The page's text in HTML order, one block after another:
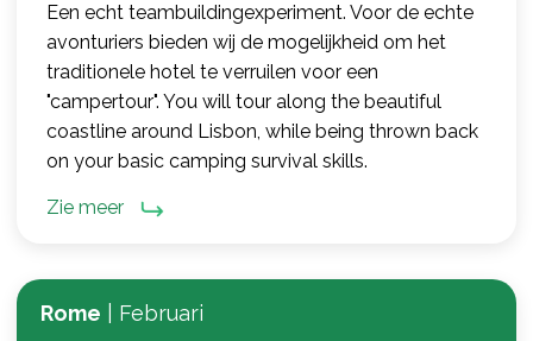
Een echt teambuildingexperiment. Voor de echte
avonturiers bieden wij de mogelijkheid om het
traditionele hotel te verruilen voor een
"campertour". You will tour along the beautiful
coastline around Lisbon, while being thrown back
on your basic camping survival skills.
Zie meer
Rome Februari